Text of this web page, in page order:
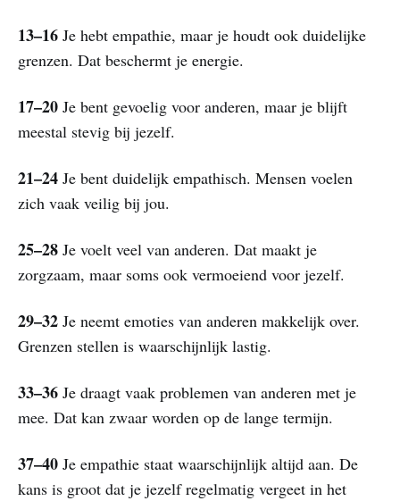
13–16 Je hebt empathie, maar je houdt ook duidelijke
grenzen. Dat beschermt je energie.
17–20 Je bent gevoelig voor anderen, maar je blijft
meestal stevig bij jezelf.
21–24 Je bent duidelijk empathisch. Mensen voelen
zich vaak veilig bij jou.
25–28 Je voelt veel van anderen. Dat maakt je
zorgzaam, maar soms ook vermoeiend voor jezelf.
29–32 Je neemt emoties van anderen makkelijk over.
Grenzen stellen is waarschijnlijk lastig.
33–36 Je draagt vaak problemen van anderen met je
mee. Dat kan zwaar worden op de lange termijn.
37–40 Je empathie staat waarschijnlijk altijd aan. De
kans is groot dat je jezelf regelmatig vergeet in het